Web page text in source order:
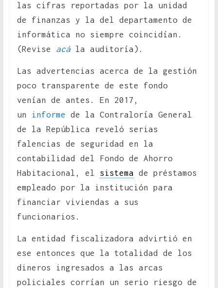
las cifras reportadas por la unidad
de finanzas y la del departamento de
informática no siempre coincidían.
(Revise acála auditoría).
Las advertencias acerca de la gestión
poco transparente de este fondo
venían de antes. En 2017,
un informe de la Contraloría General
de la República reveló serias
falencias de seguridad en la
contabilidad del Fondo de Ahorro
Habitacional, el sistema de préstamos
empleado por la institución para
financiar viviendas a sus
funcionarios.
La entidad fiscalizadora advirtió en
ese entonces que la totalidad de los
dineros ingresados a las arcas
policiales corrían un serio riesgo de